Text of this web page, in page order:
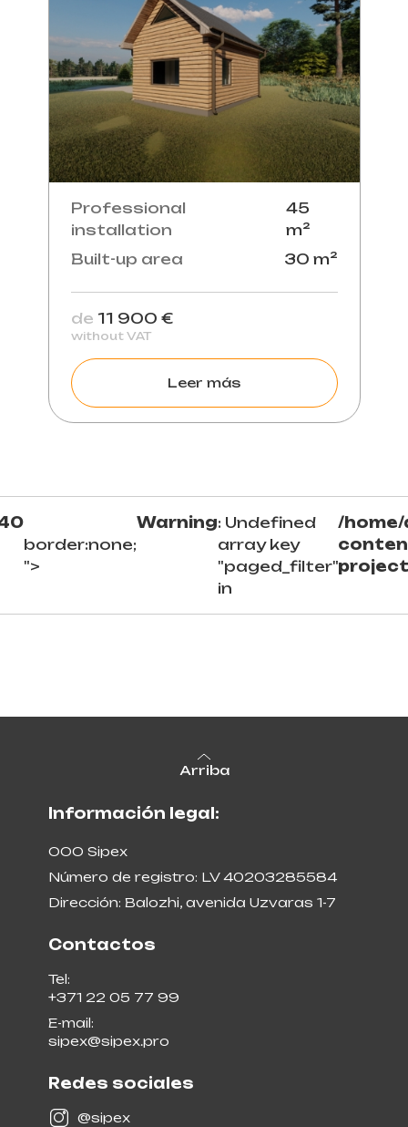
Professional
installation
45
m²
Built-up area
30 m²
de 11 900 €
without VAT
Leer más
border:none;
">
Warning: Undefined
array key
"paged_filter"
in
/
Información legal:
ООО Sipex
Número de registro: LV 40203285584
Dirección: Balozhi, avenida Uzvaras 1-7
Contactos
Tel:
+371 22 05 77 99
E-mail:
sipex@sipex.pro
Arriba
Redes sociales
@sipex